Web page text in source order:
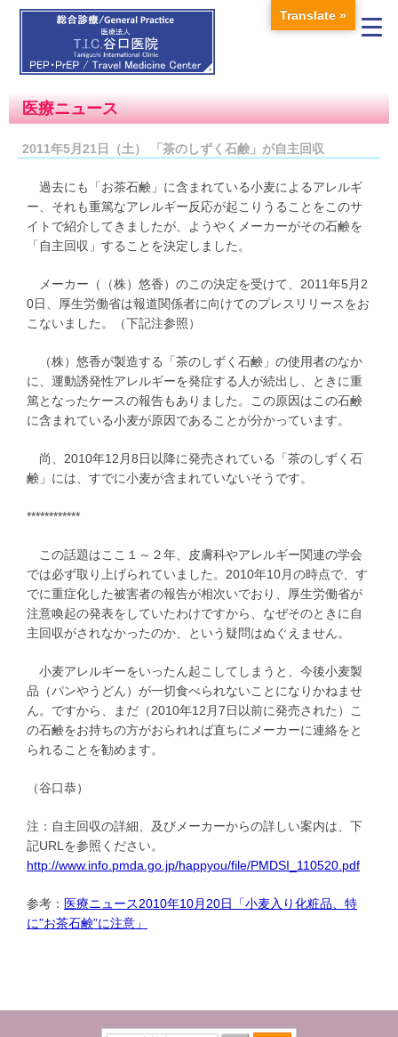
医療ニュース
2011年5月21日（土） 「茶のしずく石鹸」が自主回収
過去にも「お茶石鹸」に含まれている小麦によるアレルギ
ー、それも重篤なアレルギー反応が起こりうることをこのサ
イトで紹介してきましたが、ようやくメーカーがその石鹸を
「自主回収」することを決定しました。
メーカー（（株）悠香）のこの決定を受けて、2011年5月2
0日、厚生労働省は報道関係者に向けてのプレスリリースをお
こないました。（下記注参照）
（株）悠香が製造する「茶のしずく石鹸」の使用者のなか
に、運動誘発性アレルギーを発症する人が続出し、ときに重
篤となったケースの報告もありました。この原因はこの石鹸
に含まれている小麦が原因であることが分かっています。
尚、2010年12月8日以降に発売されている「茶のしずく石
鹸」には、すでに小麦が含まれていないそうです。
************
この話題はここ１～２年、皮膚科やアレルギー関連の学会
では必ず取り上げられていました。2010年10月の時点で、す
でに重症化した被害者の報告が相次いでおり、厚生労働省が
注意喚起の発表をしていたわけですから、なぜそのときに自
主回収がされなかったのか、という疑問はぬぐえません。
小麦アレルギーをいったん起こしてしまうと、今後小麦製
品（パンやうどん）が一切食べられないことになりかねませ
ん。ですから、まだ（2010年12月7日以前に発売された）こ
の石鹸をお持ちの方がおられれば直ちにメーカーに連絡をと
られることを勧めます。
（谷口恭）
注：自主回収の詳細、及びメーカーからの詳しい案内は、下
記URLを参照ください。
http://www.info.pmda.go.jp/happyou/file/PMDSI_110520.pdf
参考： 医療ニュース2010年10月20日「小麦入り化粧品、特
に”お茶石鹸”に注意」
Translate »